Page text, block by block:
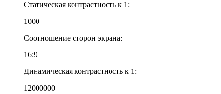
Статическая контрастность к 1:
1000
Соотношение сторон экрана:
16:9
Динамическая контрастность к 1:
12000000